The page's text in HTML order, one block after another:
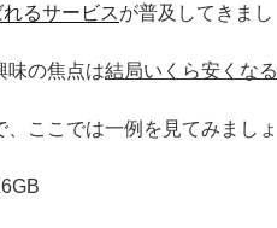
るサービスが普及してきまし
味の焦点は結局いくら安くなる
ここでは一例を見てみましょ